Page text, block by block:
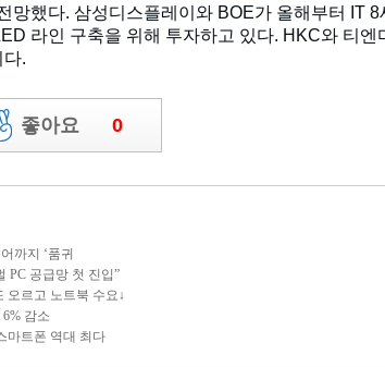
망했다. 삼성디스플레이와 BOE가 올해부터 IT
라인 구축을 위해 투자하고 있다. HKC와 티엔
.
좋아요 0
까지 ‘품귀
PC 공급망 첫 진입”
오르고 노트북 수요↓
감소
마트폰 역대 최다